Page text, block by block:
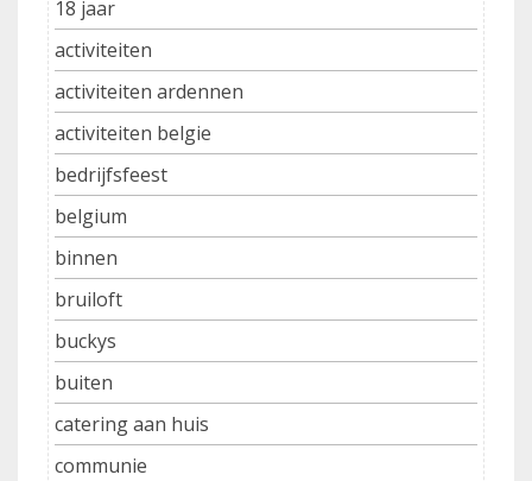
18 jaar
activiteiten
activiteiten ardennen
activiteiten belgie
bedrijfsfeest
belgium
binnen
bruiloft
buckys
buiten
catering aan huis
communie